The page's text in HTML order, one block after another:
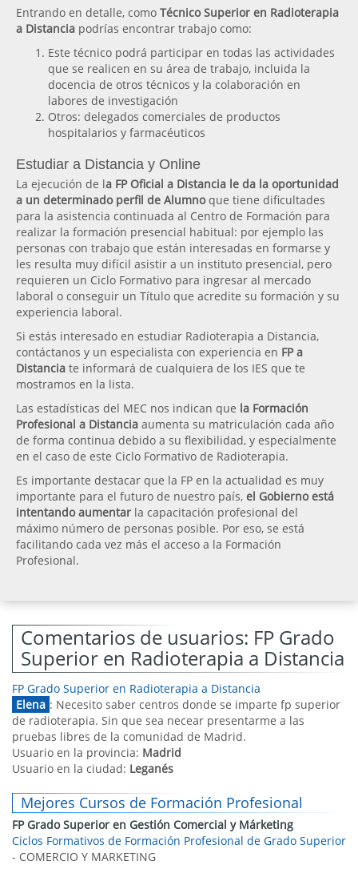
Entrando en detalle, como Técnico Superior en Radioterapia
a Distancia podrías encontrar trabajo como:
Este técnico podrá participar en todas las actividades
que se realicen en su área de trabajo, incluida la
docencia de otros técnicos y la colaboración en
labores de investigación
Otros: delegados comerciales de productos
hospitalarios y farmacéuticos
Estudiar a Distancia y Online
La ejecución de la FP Oficial a Distancia le da la oportunidad
a un determinado perfil de Alumnoque tiene dificultades
para la asistencia continuada al Centro de Formación para
realizar la formación presencial habitual: por ejemplo las
personas con trabajo que están interesadas en formarse y
les resulta muy difícil asistir a un instituto presencial, pero
requieren un Ciclo Formativo para ingresar al mercado
laboral o conseguir un Título que acredite su formación y su
experiencia laboral.
Si estás interesado en estudiar Radioterapia a Distancia,
contáctanos y un especialista con experiencia en FP a
Distancia te informará de cualquiera de los IES que te
mostramos en la lista.
Las estadísticas del MEC nos indican que la Formación
Profesional a Distancia aumenta su matriculación cada año
de forma continua debido a su flexibilidad, y especialmente
en el caso de este Ciclo Formativo de Radioterapia.
Es importante destacar que la FP en la actualidad es muy
importante para el futuro de nuestro país, el Gobierno está
intentando aumentar la capacitación profesional del
máximo número de personas posible. Por eso, se está
facilitando cada vez más el acceso a la Formación
Profesional.
Comentarios de usuarios: FP Grado
Superior en Radioterapia a Distancia
FP Grado Superior en Radioterapia a Distancia
Elena : Necesito saber centros donde se imparte fp superior
de radioterapia. Sin que sea necear presentarme a las
pruebas libres de la comunidad de Madrid.
Usuario en la provincia: Madrid
Usuario en la ciudad: Leganés
Mejores Cursos de Formación Profesional
FP Grado Superior en Gestión Comercial y Márketing
Ciclos Formativos de Formación Profesional de Grado Superior
- COMERCIO Y MARKETING